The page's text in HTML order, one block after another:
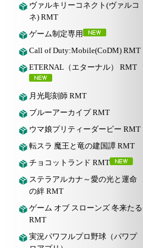
ヴァルキリーコネクト(ヴァルコ
ネ) RMT
ゲーム制定専用
Call of Duty:Mobile(CoDM) RMT
ETERNAL（エターナル） RMT
月光彫刻師 RMT
ブルーアーカイブ RMT
ウマ娘プリティーダービー RMT
転スラ 魔王と竜の建国譚 RMT
チョコットランド RMT
ステラアルカナ～愛の光と運命
の絆 RMT
ゲーム オブ スローンズ 冬来たる
RMT
実況パワフルプロ野球（パワプ